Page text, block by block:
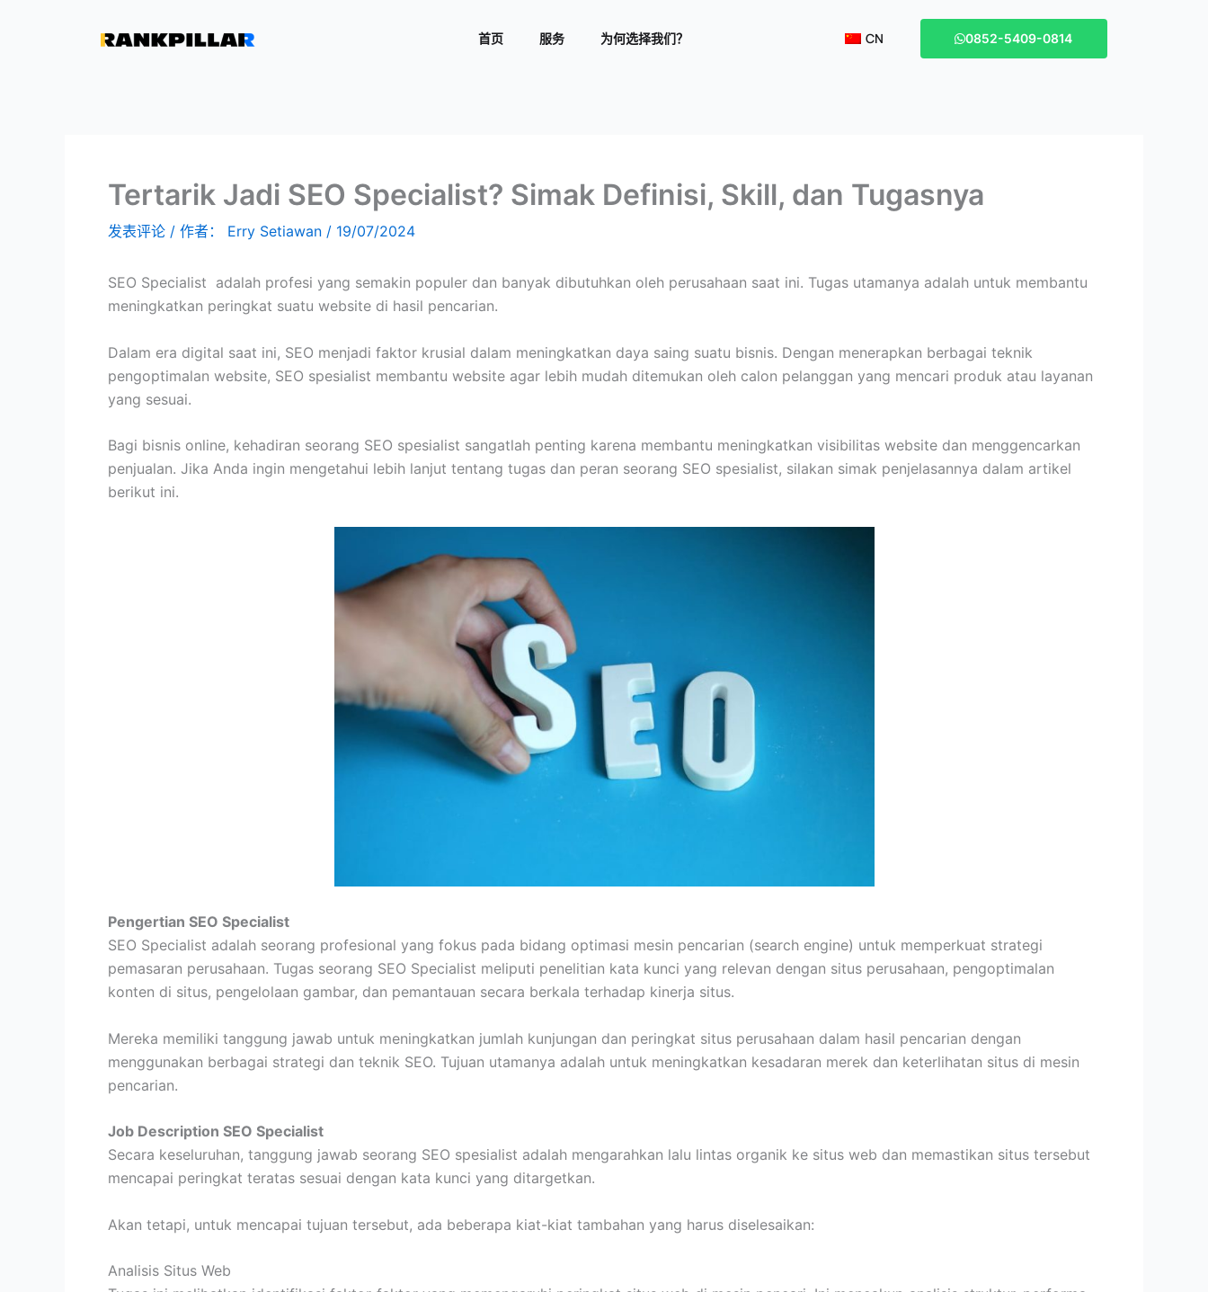
首页 服务 为何选择我们？ CN 0852-5409-0814
Tertarik Jadi SEO Specialist? Simak Definisi, Skill, dan Tugasnya
发表评论 / 作者： Erry Setiawan / 19/07/2024
SEO Specialist adalah profesi yang semakin populer dan banyak dibutuhkan oleh perusahaan saat ini. Tugas utamanya adalah untuk membantu
meningkatkan peringkat suatu website di hasil pencarian.
Dalam era digital saat ini, SEO menjadi faktor krusial dalam meningkatkan daya saing suatu bisnis. Dengan menerapkan berbagai teknik
pengoptimalan website, SEO spesialist membantu website agar lebih mudah ditemukan oleh calon pelanggan yang mencari produk atau layanan
yang sesuai.
Bagi bisnis online, kehadiran seorang SEO spesialist sangatlah penting karena membantu meningkatkan visibilitas website dan menggencarkan
penjualan. Jika Anda ingin mengetahui lebih lanjut tentang tugas dan peran seorang SEO spesialist, silakan simak penjelasannya dalam artikel
berikut ini.
Pengertian SEO Specialist
SEO Specialist adalah seorang profesional yang fokus pada bidang optimasi mesin pencarian (search engine) untuk memperkuat strategi
pemasaran perusahaan. Tugas seorang SEO Specialist meliputi penelitian kata kunci yang relevan dengan situs perusahaan, pengoptimalan
konten di situs, pengelolaan gambar, dan pemantauan secara berkala terhadap kinerja situs.
Mereka memiliki tanggung jawab untuk meningkatkan jumlah kunjungan dan peringkat situs perusahaan dalam hasil pencarian dengan
menggunakan berbagai strategi dan teknik SEO. Tujuan utamanya adalah untuk meningkatkan kesadaran merek dan keterlihatan situs di mesin
pencarian.
Job Description SEO Specialist
Secara keseluruhan, tanggung jawab seorang SEO spesialist adalah mengarahkan lalu lintas organik ke situs web dan memastikan situs tersebut
mencapai peringkat teratas sesuai dengan kata kunci yang ditargetkan.
Akan tetapi, untuk mencapai tujuan tersebut, ada beberapa kiat-kiat tambahan yang harus diselesaikan:
Analisis Situs Web